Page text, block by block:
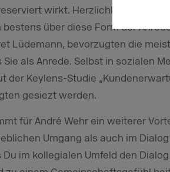
wirkt. Herzlichkeit,
über diese Form der
Lüdemann, bevorzugten die
Sie als Anrede. Selbst in sozialen
der Keylens-Studie
gesiezt werden.
für André Wehr ein weiterer
Umgang als auch im
Du im kollegialen Umfeld den